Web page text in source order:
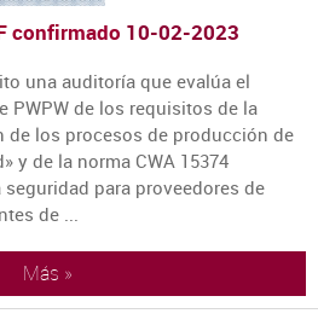
confirmado 10-02-2023
una auditoría que evalúa el
PWPW de los requisitos de la
de los procesos de producción de
y de la norma CWA 15374
para proveedores de
de ...
Más »